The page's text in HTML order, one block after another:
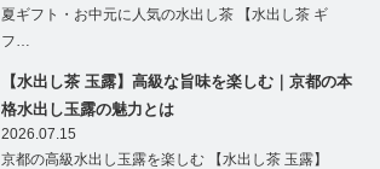
夏ギフト・お中元に人気の水出し茶 【水出し茶 ギ
フ…
【水出し茶 玉露】高級な旨味を楽しむ｜京都の本
格水出し玉露の魅力とは
2026.07.15
京都の高級水出し玉露を楽しむ 【水出し茶 玉露】